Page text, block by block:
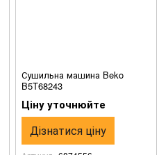
Сушильна машина Beko
B5T68243
Ціну уточнюйте
Дізнатися ціну